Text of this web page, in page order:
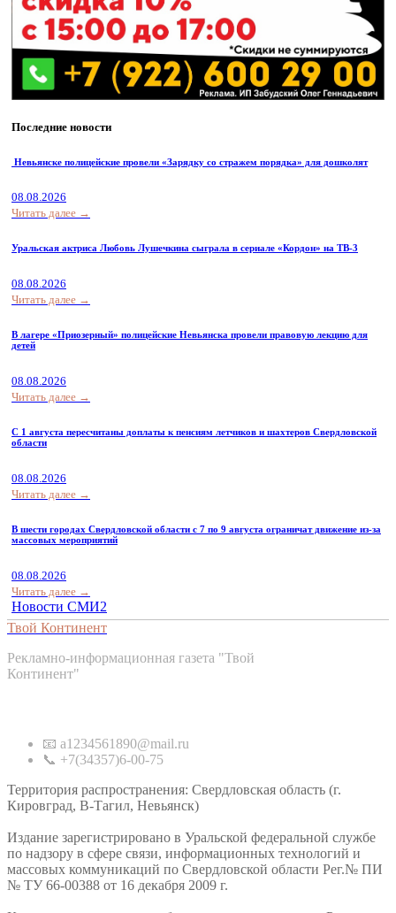
Последние новости
Невьянске полицейские провели «Зарядку со стражем порядка» для дошколят
08.08.2026
Читать далее →
Уральская актриса Любовь Лушечкина сыграла в сериале «Кордон» на ТВ-3
08.08.2026
Читать далее →
В лагере «Приозерный» полицейские Невьянска провели правовую лекцию для
детей
08.08.2026
Читать далее →
С 1 августа пересчитаны доплаты к пенсиям летчиков и шахтеров Свердловской
области
08.08.2026
Читать далее →
В шести городах Свердловской области с 7 по 9 августа ограничат движение из-за
массовых мероприятий
08.08.2026
Читать далее →
Новости СМИ2
Твой Континент
Рекламно-информационная газета "Твой
Континент"
📧 a1234561890@mail.ru
📞 +7(34357)6-00-75
Территория распространения: Свердловская область (г.
Кировград, В-Тагил, Невьянск)
Издание зарегистрировано в Уральской федеральной службе
по надзору в сфере связи, информационных технологий и
массовых коммуникаций по Свердловской области Рег.№ ПИ
№ ТУ 66-00388 от 16 декабря 2009 г.